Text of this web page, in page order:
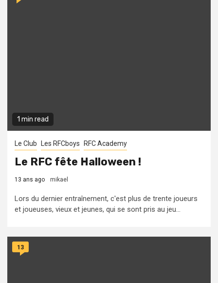
1 min read
Le Club Les RFCboys RFC Academy
Le RFC fête Halloween !
13 ans ago mikael
Lors du dernier entraînement, c'est plus de trente joueurs
et joueuses, vieux et jeunes, qui se sont pris au jeu...
13